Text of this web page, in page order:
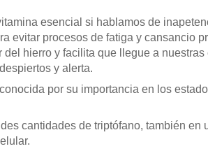
esencial si hablamos de
evitar procesos de fatiga y cansancio
hierro y facilita que llegue a
y alerta.
por su importancia en los
cantidades de triptófano, también en